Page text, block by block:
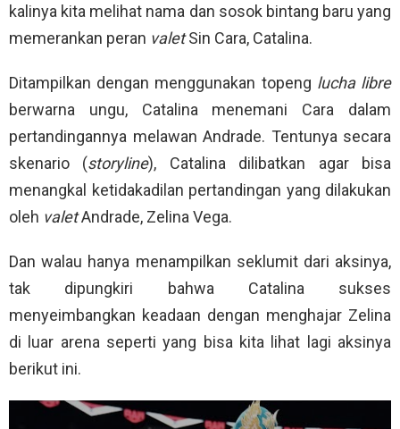
kalinya kita melihat nama dan sosok bintang baru yang
memerankan peran valetSin Cara, Catalina.
Ditampilkan dengan menggunakan topeng lucha libre
berwarna ungu, Catalina menemani Cara dalam
pertandingannya melawan Andrade. Tentunya secara
skenario (storyline), Catalina dilibatkan agar bisa
menangkal ketidakadilan pertandingan yang dilakukan
oleh valetAndrade, Zelina Vega.
Dan walau hanya menampilkan seklumit dari aksinya,
tak dipungkiri bahwa Catalina sukses
menyeimbangkan keadaan dengan menghajar Zelina
di luar arena seperti yang bisa kita lihat lagi aksinya
berikut ini.